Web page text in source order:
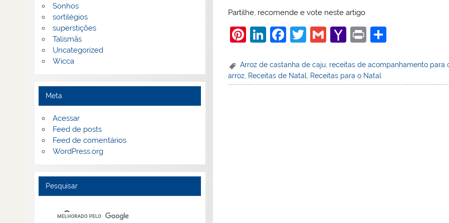
Partilhe, recomende e vote neste artigo
Pi
er
e
Li
k
e
F
c
e
T
itt
er
G
ai
l
Y
h
o
Pr
t
ar
e
Arroz de castanha de caju, receitas de acompanhamento para
arroz Receitas de Natal Receitas para o Natal
Sonhos
sortilégios
superstições
Talismãs
Uncategorized
Wicca
Meta
Acessar
Feed de posts
Feed de comentários
WordPress.org
Pesquisar